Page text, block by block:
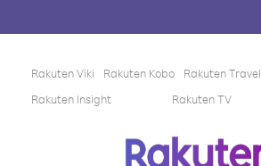
Rakuten Viki Rakuten Kobo Rakuten Travel
Rakuten Insight
Rakuten TV